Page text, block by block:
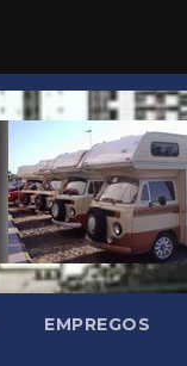
EMPREGOS